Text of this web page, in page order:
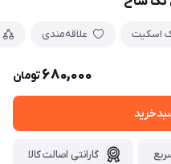
اسکیت علاقه‌مندی
680,000تومان
گارانتی اصالت کالا